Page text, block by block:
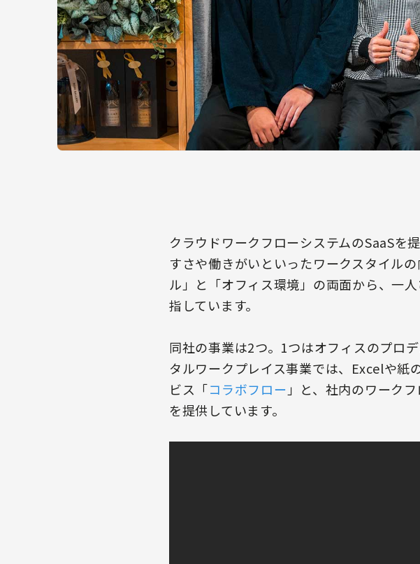
クラウドワークフローシステムのSaaSを
すさや働きがいといったワークスタイル
ル」と「オフィス環境」の両面から、一
指しています。
同社の事業は2つ。1つはオフィスのプロ
タルワークプレイス事業では、Excelや紙
ビス「コラボフロー 」と、社内のワーク
を提供しています。